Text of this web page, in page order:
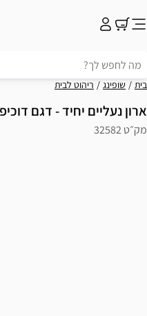
בית שופינג ריהוט לבית
ארון נעליים יחיד - דגם
מק״ט 32582